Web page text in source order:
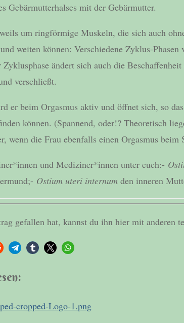
Gebärmutterhalses mit der Gebärmutter.
um ringförmige Muskeln, die sich auch
weiten können: Verschiedene Zyklus-
ändert sich auch die
verschließt.
er beim Orgasmus aktiv und öffnet sich, so
können. (Spannend, oder!? Theoretisch
wenn die Frau ebenfalls einen Orgasmus beim
und Mediziner*innen unter euch:-
Ostium uteri internum den inneren
gefallen hat, kannst du ihn hier mit anderen